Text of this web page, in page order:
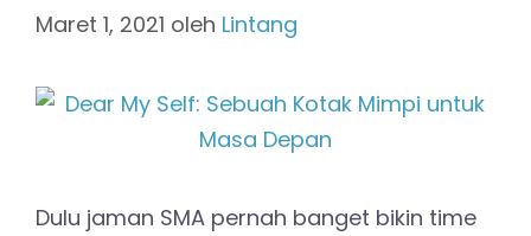
Maret 1, 2021 oleh Lintang
Dulu jaman SMA pernah banget bikin time